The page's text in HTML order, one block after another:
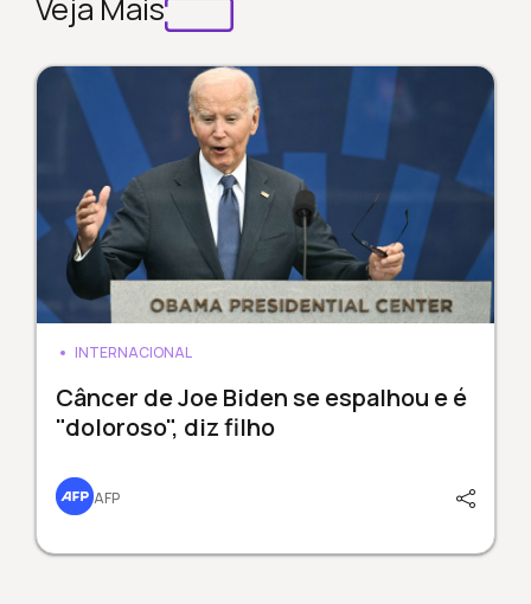
Veja Mais
INTERNACIONAL
Câncer de Joe Biden se espalhou e é
"doloroso", diz filho
AFP